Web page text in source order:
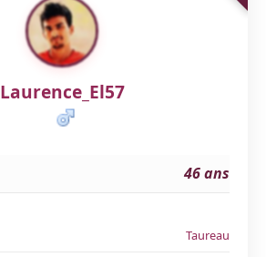
Laurence_El57
46 ans
Taureau